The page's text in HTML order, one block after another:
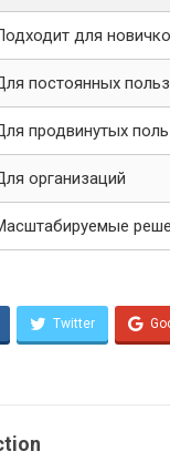
для
постоянных
продвинутых
организаций
Twitter